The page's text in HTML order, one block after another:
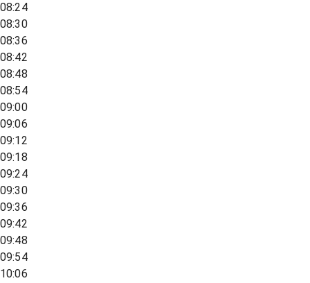
08:24
08:30
08:36
08:42
08:48
08:54
09:00
09:06
09:12
09:18
09:24
09:30
09:36
09:42
09:48
09:54
10:06